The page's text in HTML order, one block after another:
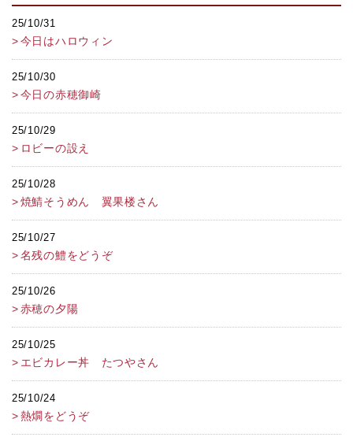
25/10/31
今日はハロウィン
25/10/30
今日の赤穂御崎
25/10/29
ロビーの設え
25/10/28
焼鯖そうめん 翼果楼さん
25/10/27
名残の鱧をどうぞ
25/10/26
赤穂の夕陽
25/10/25
エビカレー丼 たつやさん
25/10/24
熱燗をどうぞ